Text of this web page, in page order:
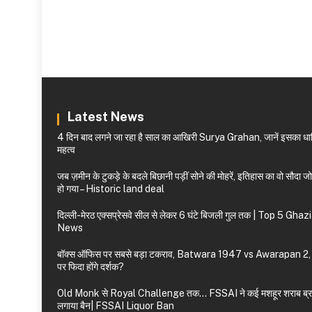
Latest News
4 दिन बाद लगने जा रहा है साल का आखिरी Surya Grahan, जानें इसका
महत्व
जब ज़मीन के टुकड़े के बदले बिछानी पड़ीं सोने की मोहरें, इतिहास का वो सौदा
हो गया – Historic land deal
दिल्ली-मेरठ एक्सप्रेसवे सील से लेकर 6 घंटे बिजली गुल तक | Top 5
News
बॉक्स ऑफिस पर सबसे बड़ा टकराव, Batwara 1947 vs Awarapan 2,
पर फिदा होंगे दर्शक?
Old Monk से Royal Challenge तक… FSSAI ने कई मशहूर शराब
लगाया बैन| FSSAI Liquor Ban